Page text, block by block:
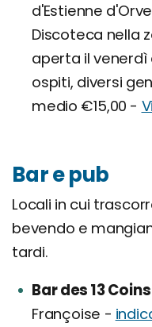
d'Estienne
Discoteca nella
aperta il venerdì
ospiti, diversi
medio €15,00 -
Bar e pub
Locali in cui
bevendo e
tardi.
Bar des 13 Coins
Françoise -